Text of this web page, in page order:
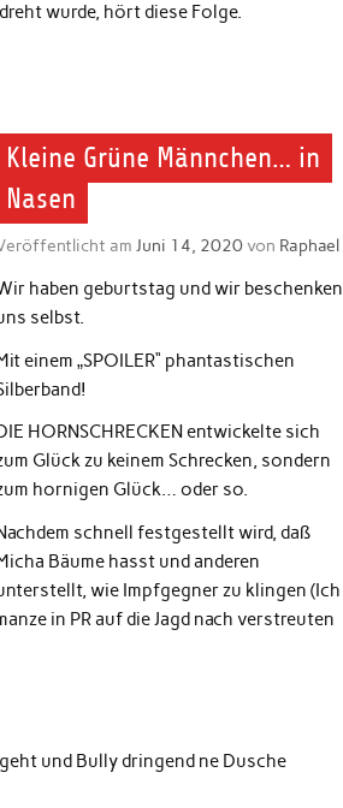
wurde, hört diese Folge.
Kleine Grüne Männchen… in
Nasen
am Juni 14, 2020von Raphael
haben geburtstag und wir beschenken
selbst.
einem „SPOILER“ phantastischen
HORNSCHRECKEN entwickelte sich
Glück zu keinem Schrecken, sondern
hornigen Glück… oder so.
schnell festgestellt wird, daß
Bäume hasst und anderen
wie Impfgegner zu klingen (Ich
in PR auf die Jagd nach verstreuten
und Bully dringend ne Dusche